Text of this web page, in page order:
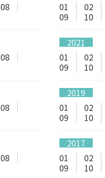
08
01
02
09
10
08
2021
01
02
09
10
08
2019
01
02
09
10
08
2017
01
02
09
10